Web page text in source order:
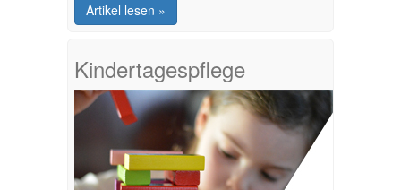
Artikel lesen »
Kindertagespflege